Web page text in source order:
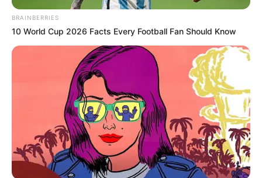
BRAINBERRIES
10 World Cup 2026 Facts Every Football Fan Should Know